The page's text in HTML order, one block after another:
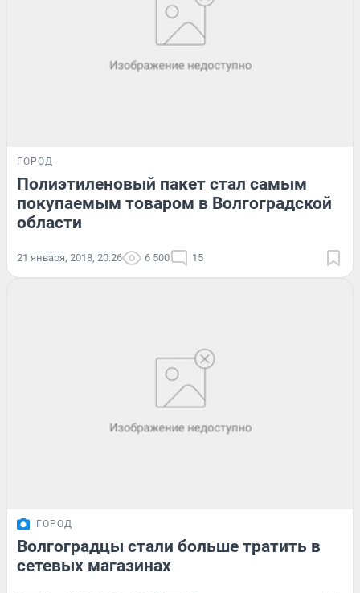
ГОРОД
Полиэтиленовый пакет стал самым
покупаемым товаром в Волгоградской
области
21 января, 2018, 20:26 6 500 15
ГОРОД
Волгоградцы стали больше тратить в
сетевых магазинах